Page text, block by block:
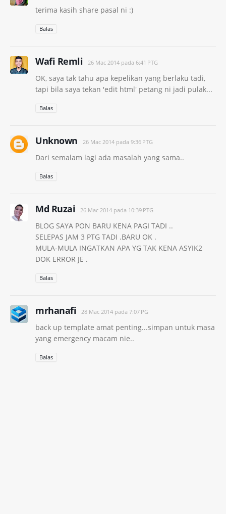
terima kasih share pasal ni :)
Balas
Wafi Remli 26 Mac 2014 pada 6:41 PTG
OK, saya tak tahu apa kepelikan yang berlaku tadi,
tapi bila saya tekan 'edit html' petang ni jadi pulak...
Balas
Unknown 26 Mac 2014 pada 9:36 PTG
Dari semalam lagi ada masalah yang sama..
Balas
Md Ruzai 26 Mac 2014 pada 10:39 PTG
BLOG SAYA PON BARU KENA PAGI TADI ..
SELEPAS JAM 3 PTG TADI .BARU OK .
MULA-MULA INGATKAN APA YG TAK KENA ASYIK2
DOK ERROR JE .
Balas
mrhanafi 28 Mac 2014 pada 7:07 PG
back up template amat penting...simpan untuk masa
yang emergency macam nie..
Balas